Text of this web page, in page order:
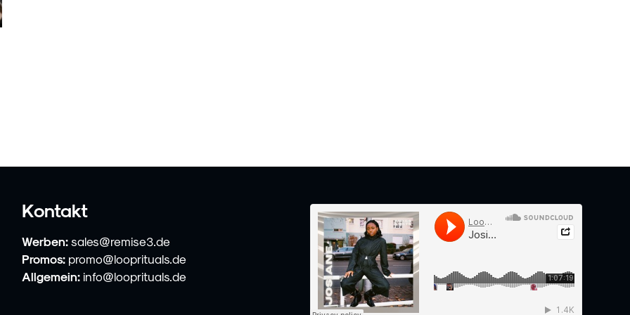
Kontakt
Werben: sales@remise3.de
Promos: promo@looprituals.de
Allgemein: info@looprituals.de